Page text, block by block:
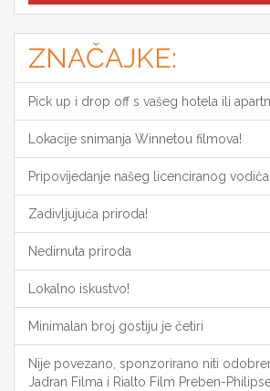
ZNAČAJKE:
Pick up i drop off s vašeg hotela ili
Lokacije snimanja Winnetou filmova!
Pripovijedanje našeg licenciranog vodiča!
Zadivljujuća priroda!
Nedirnuta priroda
Lokalno iskustvo!
Minimalan broj gostiju je četiri
Nije povezano, sponzorirano niti
Jadran Filma i Rialto Film Preben-